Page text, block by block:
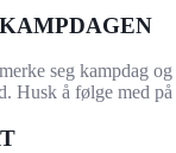
seg kampdag
Husk å følge med